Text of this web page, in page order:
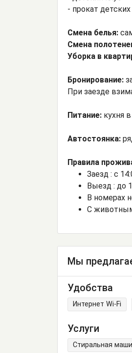
- прокат
Смена белья:
Смена
Уборка в
Бронирование:
При заезде
Питание: кухня
Автостоянка:
Правила
Заезд : с
Выезд : до
В номерах
С
Мы
Удобства
Интернет Wi-Fi
Услуги
Стиральная